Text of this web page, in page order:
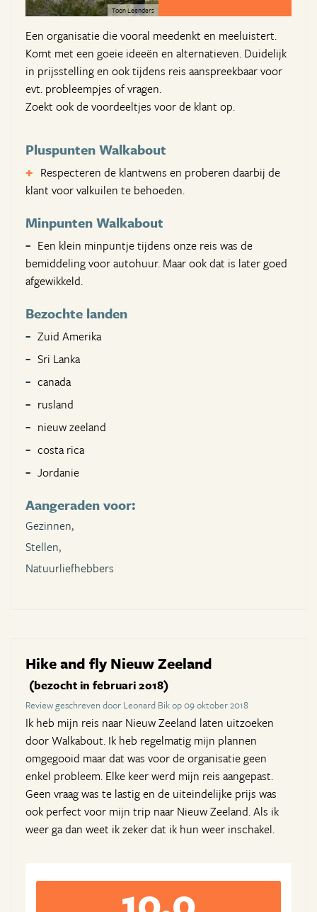
Toon Leenders
Een organisatie die vooral meedenkt en meeluistert.
Komt met een goeie ideeën en alternatieven. Duidelijk
in prijsstelling en ook tijdens reis aanspreekbaar voor
evt. probleempjes of vragen.
Zoekt ook de voordeeltjes voor de klant op.
Pluspunten Walkabout
Respecteren de klantwens en proberen daarbij de
klant voor valkuilen te behoeden.
Minpunten Walkabout
Een klein minpuntje tijdens onze reis was de
bemiddeling voor autohuur. Maar ook dat is later goed
afgewikkeld.
Bezochte landen
Zuid Amerika
Sri Lanka
canada
rusland
nieuw zeeland
costa rica
Jordanie
Aangeraden voor:
Gezinnen,
Stellen,
Natuurliefhebbers
Hike and fly Nieuw Zeeland
(bezocht in februari 2018)
Review geschreven door Leonard Bik op 09 oktober 2018
Ik heb mijn reis naar Nieuw Zeeland laten uitzoeken
door Walkabout. Ik heb regelmatig mijn plannen
omgegooid maar dat was voor de organisatie geen
enkel probleem. Elke keer werd mijn reis aangepast.
Geen vraag was te lastig en de uiteindelijke prijs was
ook perfect voor mijn trip naar Nieuw Zeeland. Als ik
weer ga dan weet ik zeker dat ik hun weer inschakel.